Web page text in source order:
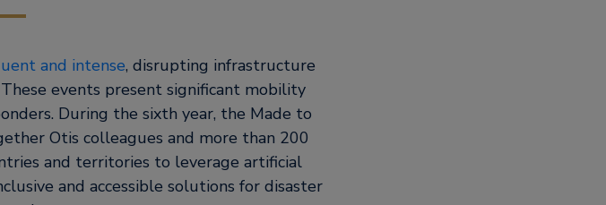
and intense, disrupting infrastructure
events present significant mobility
During the sixth year, the Made to
Otis colleagues and more than 200
and territories to leverage artificial
and accessible solutions for disaster